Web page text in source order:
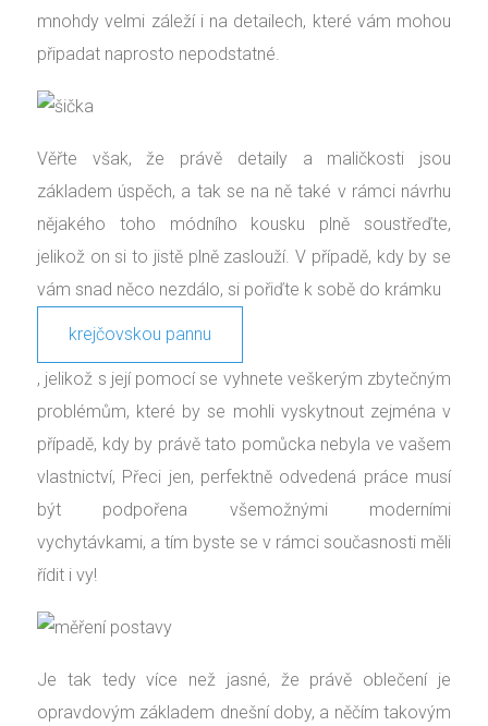
mnohdy velmi záleží i na detailech, které vám mohou
připadat naprosto nepodstatné.
Věřte však, že právě detaily a maličkosti jsou
základem úspěch, a tak se na ně také v rámci návrhu
nějakého toho módního kousku plně soustřeďte,
jelikož on si to jistě plně zaslouží. V případě, kdy by se
vám snad něco nezdálo, si pořiďte k sobě do krámku
krejčovskou pannu
, jelikož s její pomocí se vyhnete veškerým zbytečným
problémům, které by se mohli vyskytnout zejména v
případě, kdy by právě tato pomůcka nebyla ve vašem
vlastnictví, Přeci jen, perfektně odvedená práce musí
být podpořena všemožnými moderními
vychytávkami, a tím byste se v rámci současnosti měli
řídit i vy!
Je tak tedy více než jasné, že právě oblečení je
opravdovým základem dnešní doby, a něčím takovým